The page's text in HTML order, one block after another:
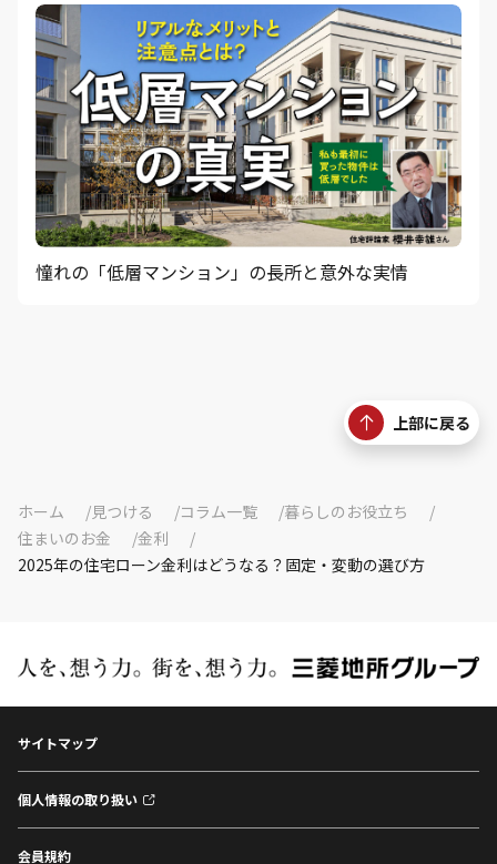
憧れの「低層マンション」の長所と意外な実情
上部に戻る
ホーム 見つける コラム一覧
暮らしのお役立ち
住まいのお金
金利
2025年の住宅ローン金利はどうなる？固定・変動の選び方
サイトマップ
個人情報の取り扱い
会員規約